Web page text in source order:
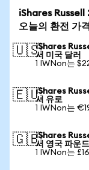
iShares
오늘의 환전 가격
🇺🇸iShares
서 미국 달러
1 IWNon는
🇪🇺iShares
서 유로
1 IWNon는
🇬🇧iShares
서 영국 파운
1 IWNon는